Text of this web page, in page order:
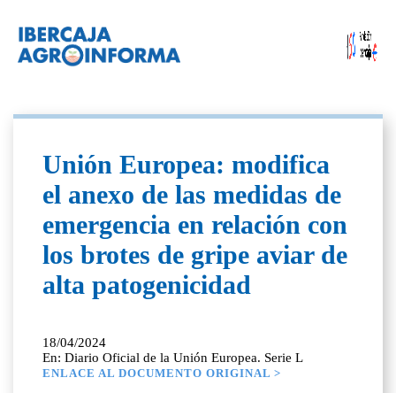
Unión Europea: modifica
el anexo de las medidas de
emergencia en relación con
los brotes de gripe aviar de
alta patogenicidad
18/04/2024
En: Diario Oficial de la Unión Europea. Serie L
ENLACE AL DOCUMENTO ORIGINAL >